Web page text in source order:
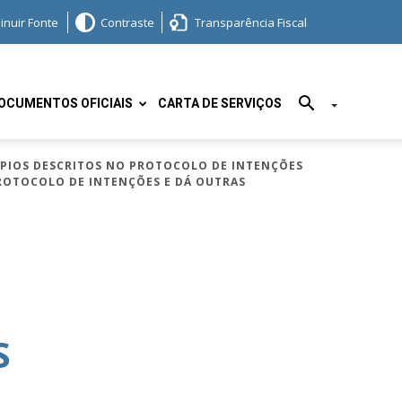
Fonte Contraste Transparência Fiscal
OFICIAIS CARTA DE SERVIÇOS
DESCRITOS NO PROTOCOLO DE INTENÇÕES
DE INTENÇÕES E DÁ OUTRAS